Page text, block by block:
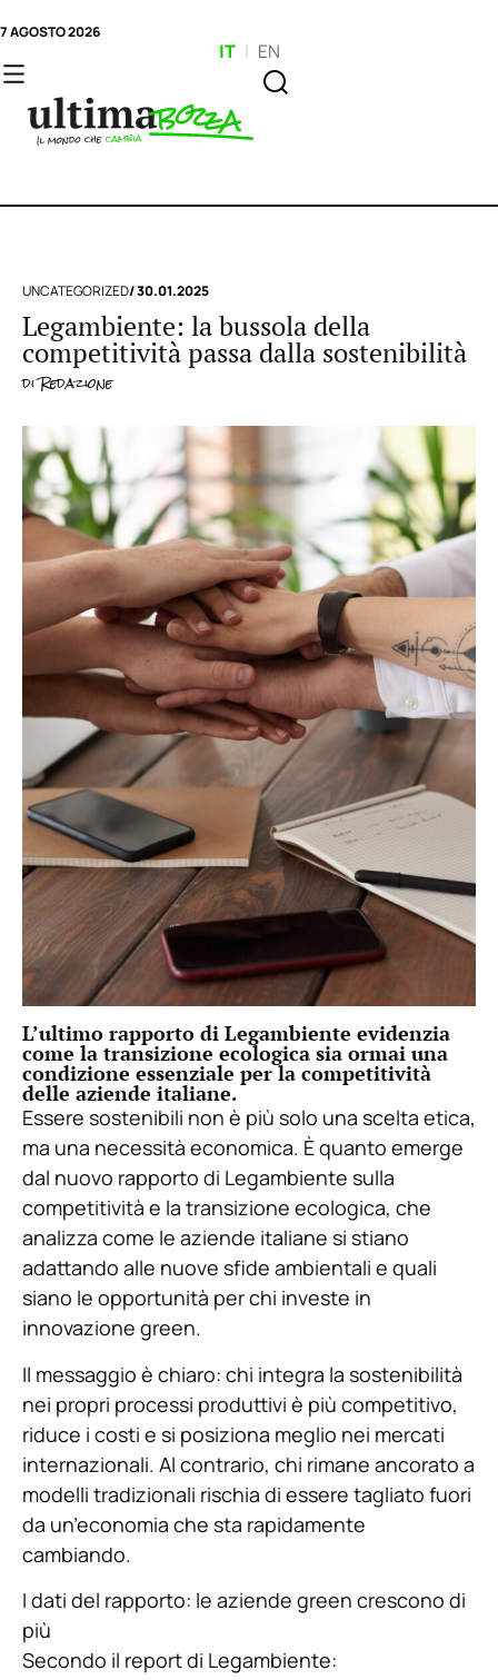
7 AGOSTO 2026
IT | EN
UNCATEGORIZED/ 30.01.2025
Legambiente: la bussola della
competitività passa dalla sostenibilità
diRedazione
L’ultimo rapporto di Legambiente evidenzia
come la transizione ecologica sia ormai una
condizione essenziale per la competitività
delle aziende italiane.
Essere sostenibili non è più solo una scelta etica,
ma una necessità economica. È quanto emerge
dal nuovo rapporto di Legambiente sulla
competitività e la transizione ecologica, che
analizza come le aziende italiane si stiano
adattando alle nuove sfide ambientali e quali
siano le opportunità per chi investe in
innovazione green.
Il messaggio è chiaro: chi integra la sostenibilità
nei propri processi produttivi è più competitivo,
riduce i costi e si posiziona meglio nei mercati
internazionali. Al contrario, chi rimane ancorato a
modelli tradizionali rischia di essere tagliato fuori
da un’economia che sta rapidamente
cambiando.
I dati del rapporto: le aziende green crescono di
più
Secondo il report di Legambiente: